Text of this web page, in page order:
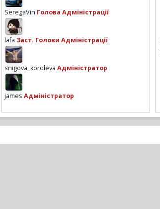
SeregaVin Голова Адміністрації
lafa Заст. Голови Адміністрації
snigova_koroleva Адміністратор
james Адміністратор